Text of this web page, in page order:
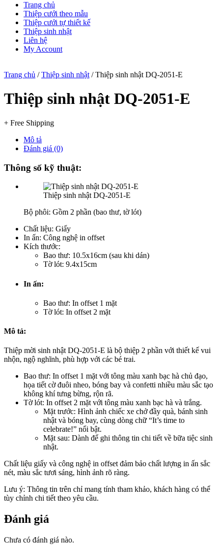
Trang chủ
Thiệp cưới theo mẫu
Thiệp cưới tự thiết kế
Thiệp sinh nhật
Liên hệ
My Account
Trang chủ /Thiệp sinh nhật / Thiệp sinh nhật DQ-2051-E
Thiệp sinh nhật DQ-2051-E
+ Free Shipping
Mô tả
Đánh giá (0)
Thông số kỹ thuật:
Thiệp sinh nhật DQ-2051-E
Bộ phôi: Gồm 2 phần (bao thư, tờ lót)
Chất liệu: Giấy
In ấn: Công nghệ in offset
Kích thước:
Bao thư: 10.5x16cm (sau khi dán)
Tờ lót: 9.4x15cm
In ấn:
Bao thư: In offset 1 mặt
Tờ lót: In offset 2 mặt
Mô tả:
Thiệp mời sinh nhật DQ-2051-E là bộ thiệp 2 phần với thiết kế vui
nhộn, ngộ nghĩnh, phù hợp với các bé trai.
Bao thư: In offset 1 mặt với tông màu xanh bạc hà chủ đạo,
họa tiết cờ đuôi nheo, bóng bay và confetti nhiều màu sắc tạo
không khí tưng bừng, rộn rã.
Tờ lót: In offset 2 mặt với tông màu xanh bạc hà và trắng.
Mặt trước: Hình ảnh chiếc xe chở đầy quà, bánh sinh
nhật và bóng bay, cùng dòng chữ “It’s time to
celebrate!” nổi bật.
Mặt sau: Dành để ghi thông tin chi tiết về bữa tiệc sinh
nhật.
Chất liệu giấy và công nghệ in offset đảm bảo chất lượng in ấn sắc
nét, màu sắc tươi sáng, hình ảnh rõ ràng.
Lưu ý: Thông tin trên chỉ mang tính tham khảo, khách hàng có thể
tùy chỉnh chi tiết theo yêu cầu.
Đánh giá
Chưa có đánh giá nào.